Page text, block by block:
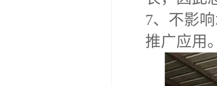
7、不影
推广应用